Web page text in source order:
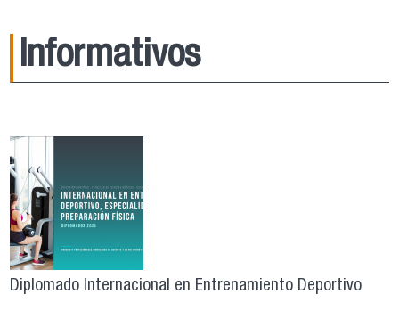
Informativos
Diplomado Internacional en Entrenamiento Deportivo